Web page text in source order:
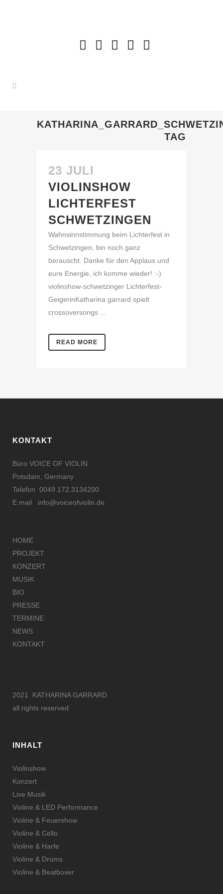
TAG
23 JULI
VIOLINSHOW
LICHTERFEST
SCHWETZINGEN
Wahnsinnstimmung beim Lichterfest in
Schwetzingen, bin noch ganz
berauscht. Danke für den Applaus und
eure Energie, ich komme wieder! :-)
violinshow-schwetzinger Lichterfest-
GeigerinKatharina garrard spielt
crossoversongs ...
READ MORE
KONTAKT
Büro VOICE OF VIOLIN
Potsdam, Germany
Telefon 0049.172.3134200
E mail info@voiceofviolin.de
HOME
PROJEKT
KONZERT
MUSIK
BIO
PRESSE
TERMINE
NEWS
KONTAKT
2021 KATHARINA GARRARD
all rights reserved
INHALT
Violinshow
Konzert
Live Musik
Violine & LED Performance
Violine & Feuershow
Violine & Cello
Violine & Harfe
Violine & Drums
Violine & Beatboxer